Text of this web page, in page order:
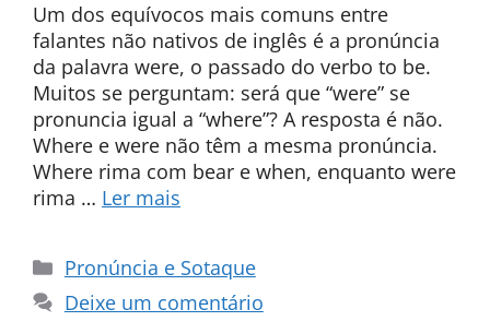
Um dos equívocos mais comuns entre
falantes não nativos de inglês é a pronúncia
da palavra were, o passado do verbo to be.
Muitos se perguntam: será que “were” se
pronuncia igual a “where”? A resposta é não.
Where e were não têm a mesma pronúncia.
Where rima com bear e when, enquanto were
rima … Ler mais
Categorias
Pronúncia e Sotaque
Deixe um comentário